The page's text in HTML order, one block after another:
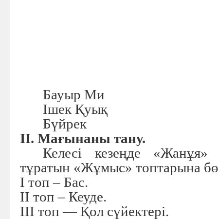
Бауыр Ми
Ішек Қуық
Бүйрек
II. Мағынаны тану.
Келесі кезеңде
тұратын «Жұмыс» топтарына
I топ – Бас.
II топ – Кеуде.
III топ — Қол сүйектері.